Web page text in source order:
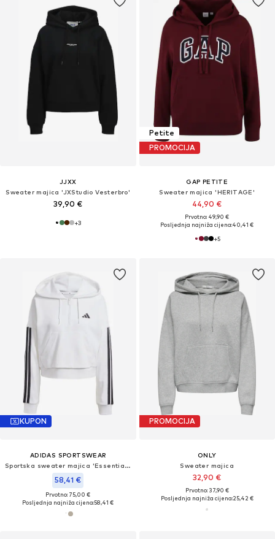
JJXX
Sweater majica 'JXStudio Vesterbro'
39,90 €
+3
Petite
PROMOCIJA
GAP PETITE
Sweater majica 'HERITAGE'
44,90 €
Prvotno: 49,90 €
Posljednja najniža cijena:40,41 €
+5
KUPON
ADIDAS SPORTSWEAR
Sportska sweater majica 'Essentials'
58,41 €
Prvotno: 75,00 €
Posljednja najniža cijena:58,41 €
PROMOCIJA
ONLY
Sweater majica
32,90 €
Prvotno: 37,90 €
Posljednja najniža cijena:25,42 €